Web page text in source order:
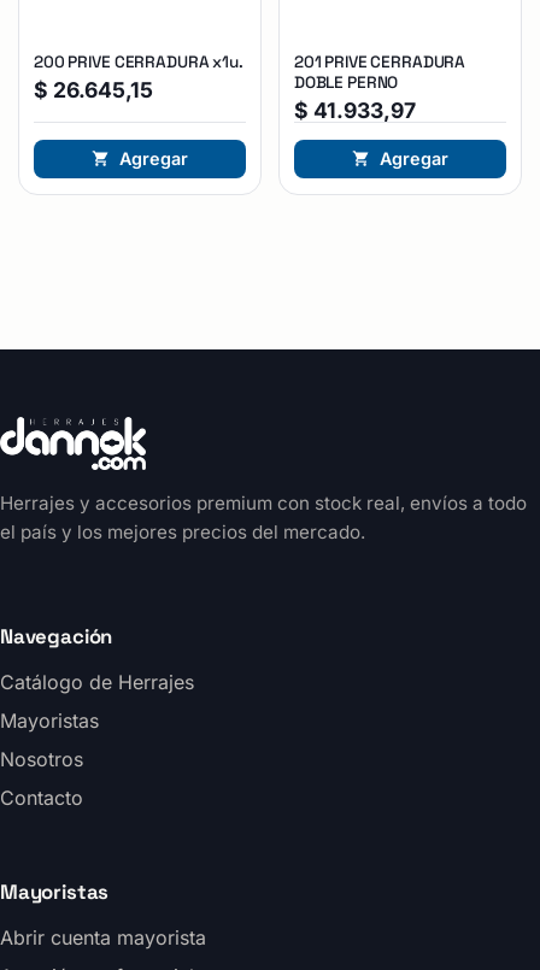
200 PRIVE CERRADURA x1u.
$ 26.645,15
Agregar
201 PRIVE CERRADURA
DOBLE PERNO
$ 41.933,97
Agregar
Herrajes y accesorios premium con stock real, envíos a todo
el país y los mejores precios del mercado.
Navegación
Catálogo de Herrajes
Mayoristas
Nosotros
Contacto
Mayoristas
Abrir cuenta mayorista